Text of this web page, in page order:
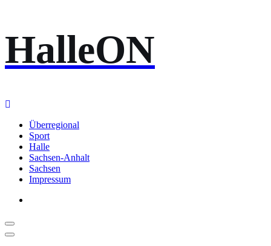
Inhalt
springen
HalleON
Überregional
Sport
Halle
Sachsen-Anhalt
Sachsen
Impressum